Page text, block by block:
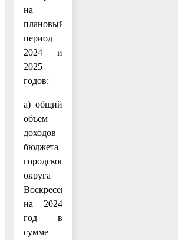
на
плановый
период
2024 и
2025
годов:
а) общий
объем
доходов
бюджета
городского
округа
Воскресенск
на 2024
год в
сумме